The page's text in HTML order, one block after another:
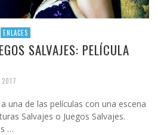
ENLACES
SALVAJES: PELÍCULA
2017
una de las películas con una escena
Salvajes o Juegos Salvajes.
…